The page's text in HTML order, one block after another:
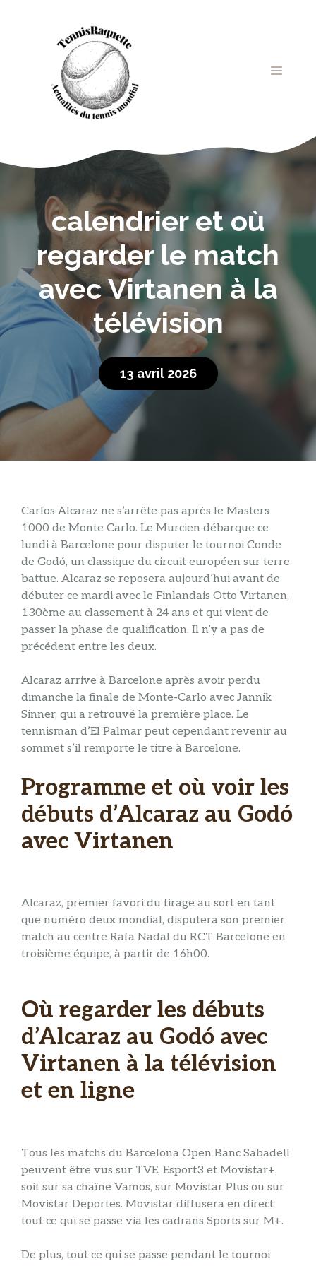
MENU
calendrier et où
regarder le match
avec Virtanen à la
télévision
13 avril 2026
Carlos Alcaraz ne s’arrête pas après le Masters
1000 de Monte Carlo. Le Murcien débarque ce
lundi à Barcelone pour disputer le tournoi Conde
de Godó, un classique du circuit européen sur terre
battue. Alcaraz se reposera aujourd’hui avant de
débuter ce mardi avec le Finlandais Otto Virtanen,
130ème au classement à 24 ans et qui vient de
passer la phase de qualification. Il n’y a pas de
précédent entre les deux.
Alcaraz arrive à Barcelone après avoir perdu
dimanche la finale de Monte-Carlo avec Jannik
Sinner, qui a retrouvé la première place. Le
tennisman d’El Palmar peut cependant revenir au
sommet s’il remporte le titre à Barcelone.
Programme et où voir les
débuts d’Alcaraz au Godó
avec Virtanen
Alcaraz, premier favori du tirage au sort en tant
que numéro deux mondial, disputera son premier
match au centre Rafa Nadal du RCT Barcelone en
troisième équipe, à partir de 16h00.
Où regarder les débuts
d’Alcaraz au Godó avec
Virtanen à la télévision
et en ligne
Tous les matchs du Barcelona Open Banc Sabadell
peuvent être vus sur TVE, Esport3 et Movistar+,
soit sur sa chaîne Vamos, sur Movistar Plus ou sur
Movistar Deportes. Movistar diffusera en direct
tout ce qui se passe via les cadrans Sports sur M+.
De plus, tout ce qui se passe pendant le tournoi